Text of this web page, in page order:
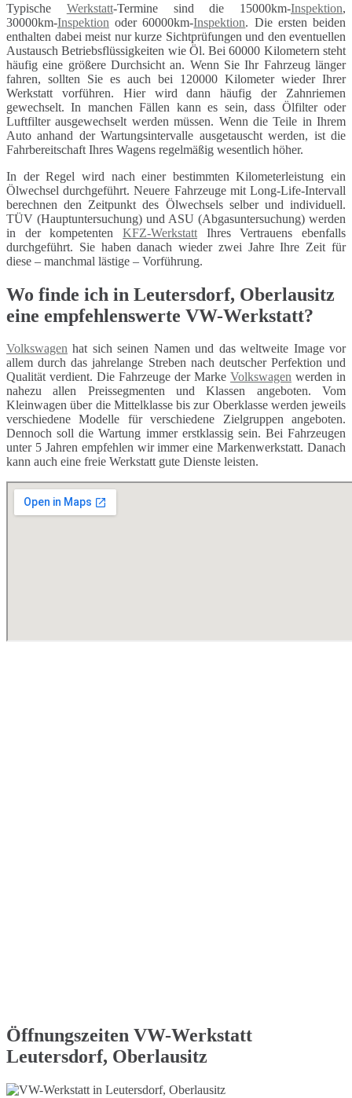
Typische Werkstatt-Termine sind die 15000km-Inspektion,
30000km-Inspektion oder 60000km-Inspektion. Die ersten beiden
enthalten dabei meist nur kurze Sichtprüfungen und den eventuellen
Austausch Betriebsflüssigkeiten wie Öl. Bei 60000 Kilometern steht
häufig eine größere Durchsicht an. Wenn Sie Ihr Fahrzeug länger
fahren, sollten Sie es auch bei 120000 Kilometer wieder Ihrer
Werkstatt vorführen. Hier wird dann häufig der Zahnriemen
gewechselt. In manchen Fällen kann es sein, dass Ölfilter oder
Luftfilter ausgewechselt werden müssen. Wenn die Teile in Ihrem
Auto anhand der Wartungsintervalle ausgetauscht werden, ist die
Fahrbereitschaft Ihres Wagens regelmäßig wesentlich höher.
In der Regel wird nach einer bestimmten Kilometerleistung ein
Ölwechsel durchgeführt. Neuere Fahrzeuge mit Long-Life-Intervall
berechnen den Zeitpunkt des Ölwechsels selber und individuell.
TÜV (Hauptuntersuchung) und ASU (Abgasuntersuchung) werden
in der kompetenten KFZ-Werkstatt Ihres Vertrauens ebenfalls
durchgeführt. Sie haben danach wieder zwei Jahre Ihre Zeit für
diese – manchmal lästige – Vorführung.
Wo finde ich in Leutersdorf, Oberlausitz
eine empfehlenswerte VW-Werkstatt?
Volkswagen hat sich seinen Namen und das weltweite Image vor
allem durch das jahrelange Streben nach deutscher Perfektion und
Qualität verdient. Die Fahrzeuge der Marke Volkswagen werden in
nahezu allen Preissegmenten und Klassen angeboten. Vom
Kleinwagen über die Mittelklasse bis zur Oberklasse werden jeweils
verschiedene Modelle für verschiedene Zielgruppen angeboten.
Dennoch soll die Wartung immer erstklassig sein. Bei Fahrzeugen
unter 5 Jahren empfehlen wir immer eine Markenwerkstatt. Danach
kann auch eine freie Werkstatt gute Dienste leisten.
Öffnungszeiten VW-Werkstatt
Leutersdorf, Oberlausitz